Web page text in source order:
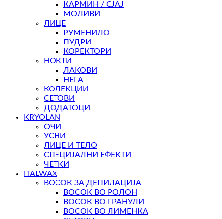
КАРМИН / СЈАЈ
МОЛИВИ
ЛИЦЕ
РУМЕНИЛО
ПУДРИ
КОРЕКТОРИ
НОКТИ
ЛАКОВИ
НЕГА
КОЛЕКЦИИ
СЕТОВИ
ДОДАТОЦИ
KRYOLAN
ОЧИ
УСНИ
ЛИЦЕ И ТЕЛО
СПЕЦИЈАЛНИ ЕФЕКТИ
ЧЕТКИ
ITALWAX
ВОСОК ЗА ДЕПИЛАЦИЈА
ВОСОК ВО РОЛОН
ВОСОК ВО ГРАНУЛИ
ВОСОК ВО ЛИМЕНКА